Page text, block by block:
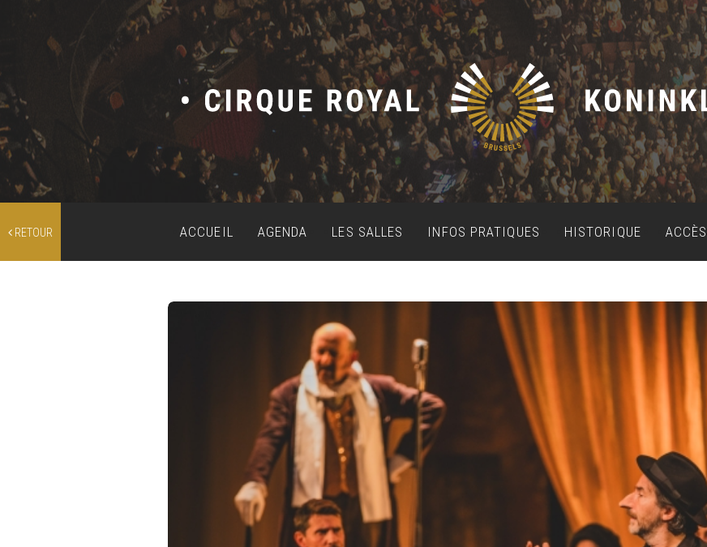
RETOUR ACCUEIL AGENDA LES SALLES INFOS PRATIQUES HISTORIQUE ACCÈS